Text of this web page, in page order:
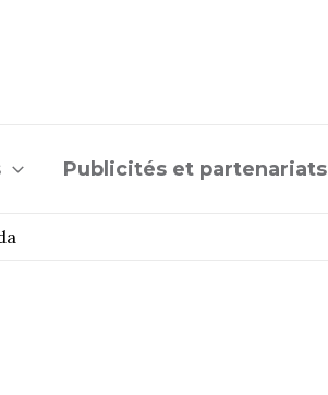
Publicités et partenariats